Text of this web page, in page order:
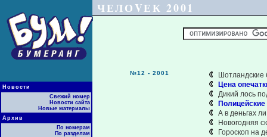
Новости
Свежий номер
Новости сайта
Новые материалы
Архив
По номерам
По разделам
ЧЕЛОVЕК 2001
№12 - 2001
Шотландские
Цена
Дикий лось
Полицейские
А в деньгах
Новогодняя
Гороскоп на